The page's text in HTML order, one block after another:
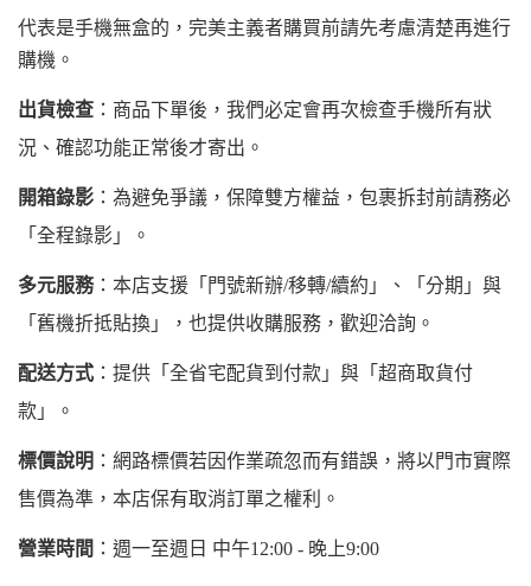
代表是手機無盒的，完美主義者購買前請先考慮清楚再進行
購機。
出貨檢查 ：商品下單後，我們必定會再次檢查手機所有狀
況、確認功能正常後才寄出。
開箱錄影 ：為避免爭議，保障雙方權益，包裹拆封前請務必
「全程錄影」。
多元服務：本店支援「門號新辦/移轉/續約」、「分期」與
「舊機折抵貼換」，也提供收購服務，歡迎洽詢。
配送方式 ：提供「全省宅配貨到付款」與「超商取貨付
款」。
標價說明 ：網路標價若因作業疏忽而有錯誤，將以門市實際
售價為準，本店保有取消訂單之權利。
營業時間 ：週一至週日 中午12:00 - 晚上9:00